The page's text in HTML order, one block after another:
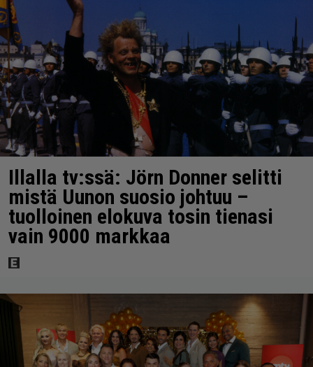
Illalla tv:ssä: Jörn Donner selitti
mistä Uunon suosio johtuu –
tuolloinen elokuva tosin tienasi
vain 9000 markkaa